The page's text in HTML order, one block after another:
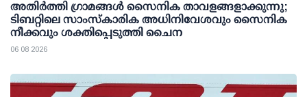
അതിര്‍ത്തി ഗ്രാമങ്ങള്‍ സൈനിക താവളങ്ങളാക്കുന്നു;
ടിബറ്റിലെ സാംസ്‌കാരിക അധിനിവേശവും സൈനിക
നീക്കവും ശക്തിപ്പെടുത്തി ചൈന
06 08 2026